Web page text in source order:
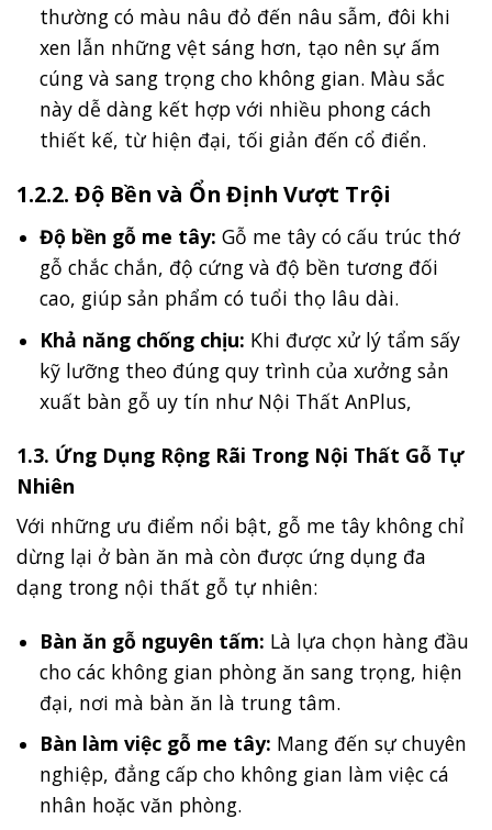
thường có màu nâu đỏ đến nâu sẫm, đôi khi
xen lẫn những vệt sáng hơn, tạo nên sự ấm
cúng và sang trọng cho không gian. Màu sắc
này dễ dàng kết hợp với nhiều phong cách
thiết kế, từ hiện đại, tối giản đến cổ điển.
1.2.2. Độ Bền và Ổn Định Vượt Trội
Độ bền gỗ me tây: Gỗ me tây có cấu trúc thớ
gỗ chắc chắn, độ cứng và độ bền tương đối
cao, giúp sản phẩm có tuổi thọ lâu dài.
Khả năng chống chịu: Khi được xử lý tẩm sấy
kỹ lưỡng theo đúng quy trình của xưởng sản
xuất bàn gỗ uy tín như Nội Thất AnPlus,
1.3. Ứng Dụng Rộng Rãi Trong Nội Thất Gỗ Tự
Nhiên
Với những ưu điểm nổi bật, gỗ me tây không chỉ
dừng lại ở bàn ăn mà còn được ứng dụng đa
dạng trong nội thất gỗ tự nhiên:
Bàn ăn gỗ nguyên tấm: Là lựa chọn hàng đầu
cho các không gian phòng ăn sang trọng, hiện
đại, nơi mà bàn ăn là trung tâm.
Bàn làm việc gỗ me tây: Mang đến sự chuyên
nghiệp, đẳng cấp cho không gian làm việc cá
nhân hoặc văn phòng.